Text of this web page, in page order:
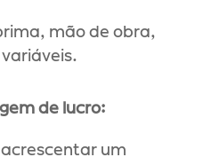
mão de obra,
de lucro:
um